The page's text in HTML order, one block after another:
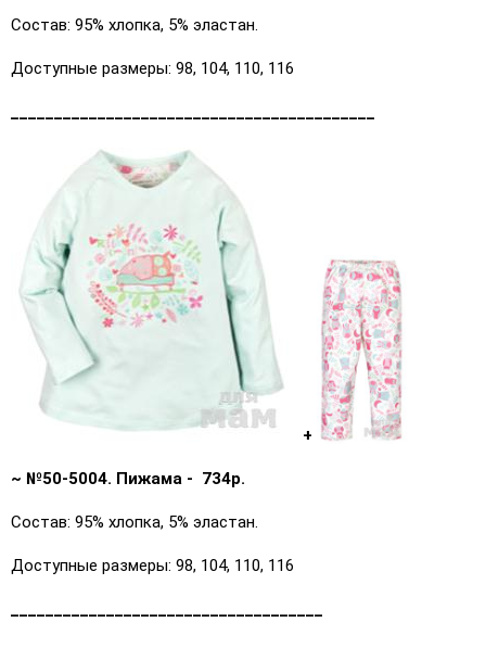
Состав: 95% хлопка, 5% эластан.
Доступные размеры: 98, 104, 110, 116
+
~ №50-5004. Пижама - 734р.
Состав: 95% хлопка, 5% эластан.
Доступные размеры: 98, 104, 110, 116